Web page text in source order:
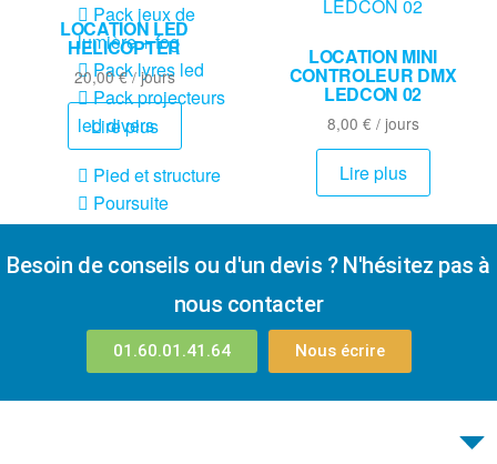
Pack jeux de
lumière + fog
Pack lyres led
Pack projecteurs
led divers
Pied et structure
Poursuite
Projecteurs led
divers
MACHINE À EFFETS
Machines à
LOCATION LED
HELICOPTER
20,00€/ jours
Lire plus
LOCATION MINI
CONTROLEUR DMX
LEDCON 02
8,00 € / jours
Lire plus
Besoin de conseils ou d'un devis ? N'hésitez pas à
nous contacter
01.60.01.41.64 Nous écrire